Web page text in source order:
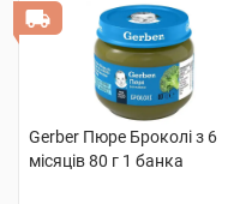
Gerber Пюре Броколі з 6
місяців 80 г 1 банка